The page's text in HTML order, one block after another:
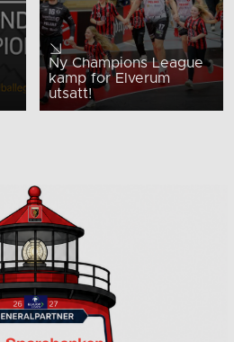
Ny Champions League
kamp for Elverum
utsatt!